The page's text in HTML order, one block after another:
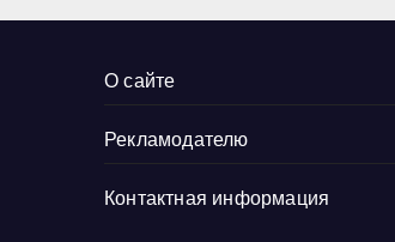
О сайте
Рекламодателю
Контактная информация